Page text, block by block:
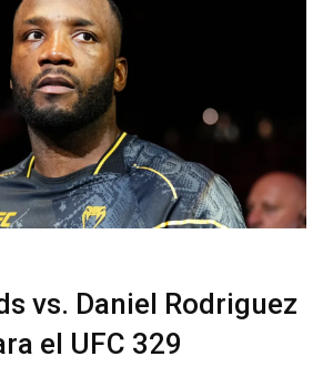
vs. Daniel Rodriguez
el UFC 329